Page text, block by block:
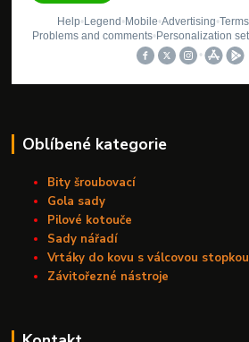
Oblíbené kategorie
Bity šroubovací
Gola sady
Pilové kotouče
Sady nářadí
Vrtáky do kovu s válcovou stopkou
Závitořezné nástroje